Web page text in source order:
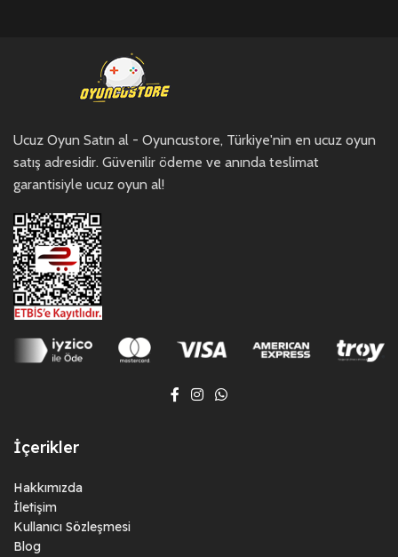
Ucuz Oyun Satın al - Oyuncustore, Türkiye'nin en ucuz oyun
satış adresidir. Güvenilir ödeme ve anında teslimat
garantisiyle ucuz oyun al!
İçerikler
Hakkımızda
İletişim
Kullanıcı Sözleşmesi
Blog